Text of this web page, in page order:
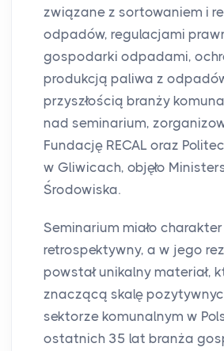
związane z sortowaniem i
odpadów, regulacjami
gospodarki odpadami,
produkcją paliwa z
przyszłością branży
nad seminarium,
Fundację RECAL oraz
w Gliwicach, objęło
Środowiska.
Seminarium miało charakter
retrospektywny, a w jego
powstał unikalny materiał,
znaczącą skalę
sektorze komunalnym w
ostatnich 35 lat branża